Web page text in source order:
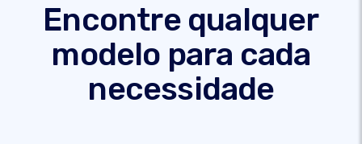
Encontre qualquer
modelo para cada
necessidade